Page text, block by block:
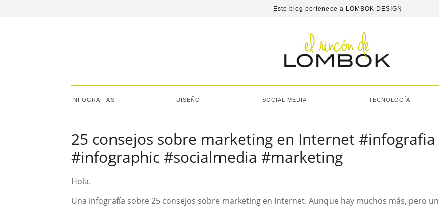
Este blog pertenece a LOMBOK DESIGN
INFOGRAFIAS DISEÑO SOCIAL MEDIA TECNOLOGÍA
25 consejos sobre marketing en Internet #infografia
#infographic #socialmedia #marketing
Hola.
Una infografía sobre 25 consejos sobre marketing en Internet. Aunque hay muchos más, pero un